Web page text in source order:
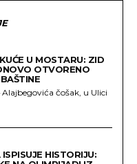
U MOSTARU: ZID
OTVORENO
čošak, u Ulici
HISTORIJU: